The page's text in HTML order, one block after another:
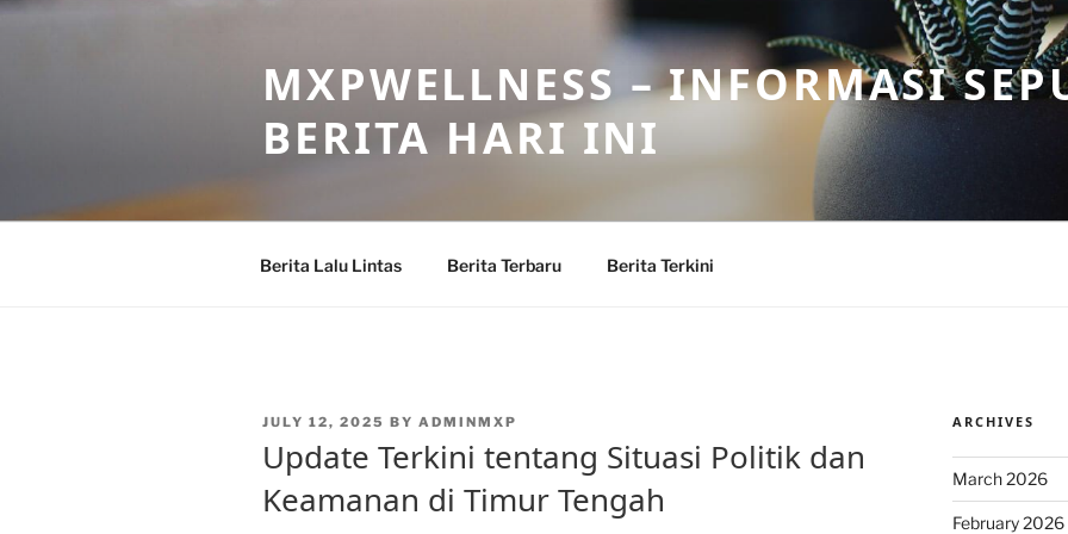
Skip
MXPWELLNESS – INFORMASI
BERITA HARI INI
Berita Lalu Lintas Berita Terbaru Berita Terkini
POSTED
JULY 12, 2025 BY ADMINMXP
Update Terkini tentang Situasi Politik dan
Keamanan di Timur Tengah
ARCHIVES
March 2026
February 2026